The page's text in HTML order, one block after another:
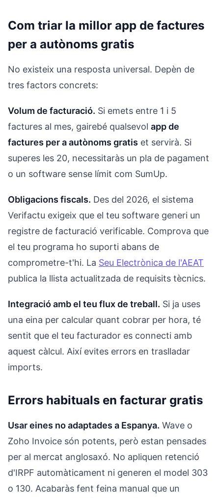
Com triar la millor app de factures
per a autònoms gratis
No existeix una resposta universal. Depèn de
tres factors concrets:
Volum de facturació. Si emets entre 1 i 5
factures al mes, gairebé qualsevol app de
factures per a autònoms gratis et servirà. Si
superes les 20, necessitaràs un pla de pagament
o un software sense límit com SumUp.
Obligacions fiscals. Des del 2026, el sistema
Verifactu exigeix que el teu software generi un
registre de facturació verificable. Comprova que
el teu programa ho suporti abans de
comprometre-t'hi. La Seu Electrònica de l'AEAT
publica la llista actualitzada de requisits tècnics.
Integració amb el teu flux de treball. Si ja uses
una eina per calcular quant cobrar per hora, té
sentit que el teu facturador es connecti amb
aquest càlcul. Així evites errors en traslladar
imports.
Errors habituals en facturar gratis
Usar eines no adaptades a Espanya. Wave o
Zoho Invoice són potents, però estan pensades
per al mercat anglosaxó. No apliquen retenció
d'IRPF automàticament ni generen el model 303
o 130. Acabaràs fent feina manual que un